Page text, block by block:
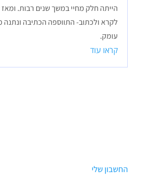
הייתה חלק מחיי במשך שנים רבות.
לקרא ולכתוב- התווספה הכתיבה ונתנה
עומק.
קראו עוד
החשבון שלי